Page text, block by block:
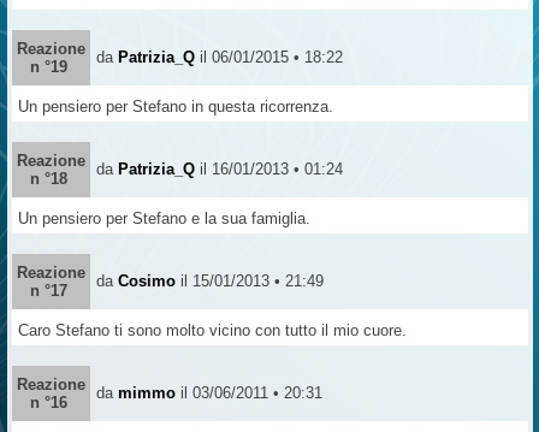
Reazione
n °19
da Patrizia_Q il 06/01/2015 • 18:22
Un pensiero per Stefano in questa ricorrenza.
Reazione
n °18
da Patrizia_Q il 16/01/2013 • 01:24
Un pensiero per Stefano e la sua famiglia.
Reazione
n °17
da Cosimo il 15/01/2013 • 21:49
Caro Stefano ti sono molto vicino con tutto il mio cuore.
Reazione
n °16
da mimmo il 03/06/2011 • 20:31